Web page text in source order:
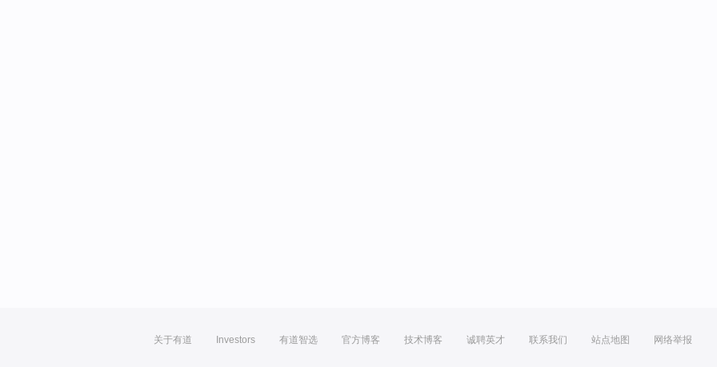
关于有道 Investors 有道智选 官方博客 技术博客 诚聘英才 联系我们 站点地图 网络举报